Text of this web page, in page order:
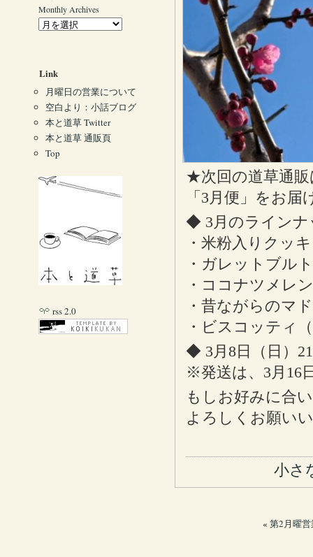
★次回の道草通販
「3月便」をお届
◆ 3月のラインナ
・米粉入りクッ
・ガレットブル
・ココナツメレ
・昔ながらのマ
・ビスコッティ
◆ 3月8日（日）
※発送は、3月16
もしお好みに合
よろしくお願い
小さ
« 第2月曜
Monthly Archives
Link
月曜日の営業について
空白より：小話ブログ
本と道草 Twitter
本と道草 通販頁
Top
rss 2.0